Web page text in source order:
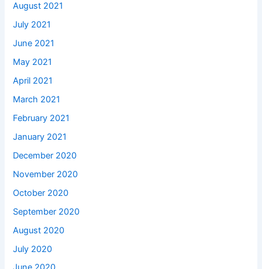
August 2021
July 2021
June 2021
May 2021
April 2021
March 2021
February 2021
January 2021
December 2020
November 2020
October 2020
September 2020
August 2020
July 2020